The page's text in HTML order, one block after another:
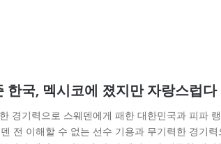
국, 멕시코에 졌지만 자랑스럽다
경기력으로 스웨덴에게 패한 대한민국과 피파
전 이해할 수 없는 선수 기용과 무기력한 경기력